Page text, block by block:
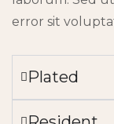
error sit
Plated